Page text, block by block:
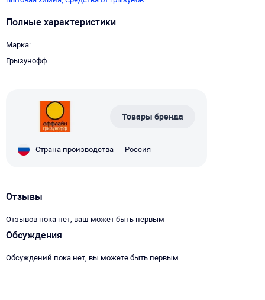
Полные характеристики
Марка
Грызунофф
Товары бренда
Страна производства — Россия
Отзывы
Отзывов пока нет, ваш может быть первым
Обсуждения
Обсуждений пока нет, вы можете быть первым